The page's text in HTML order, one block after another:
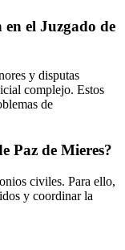
en el Juzgado de
y disputas
complejo. Estos
de
Paz de Mieres?
civiles. Para ello,
y coordinar la